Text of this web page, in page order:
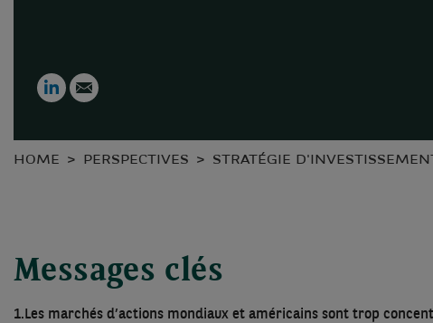
LinkedIn
HOME PERSPECTIVES STRATÉGIE
Messages clés
1.Les marchés d’actions mondiaux et américains sont trop